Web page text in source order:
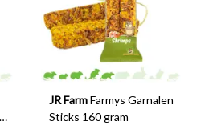
JR Farm Farmys Garnalen
Sticks 160 gram